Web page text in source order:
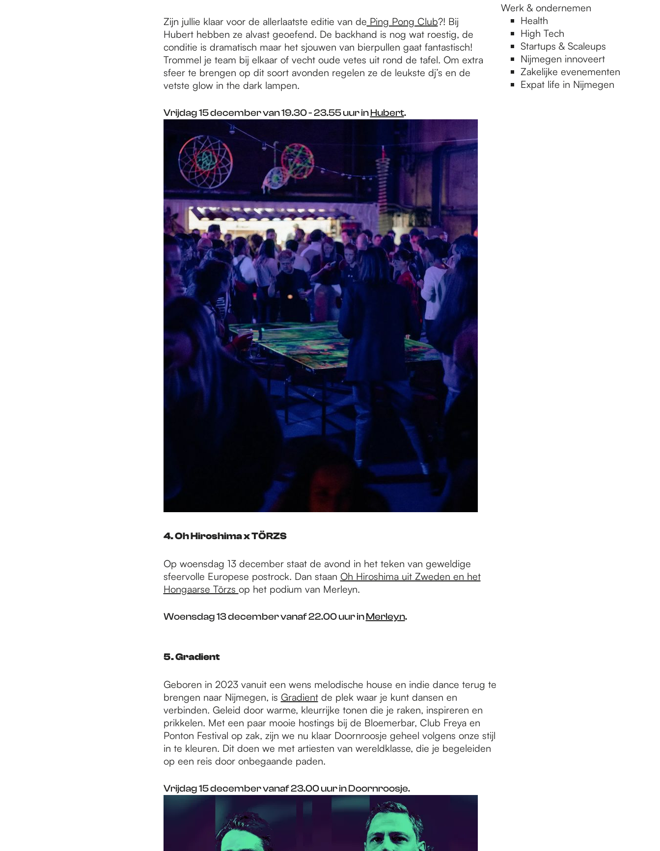
Werk & ondernemen
Health
High Tech
Startups & Scaleups
Nijmegen innoveert
Zakelijke evenementen
Expat life in Nijmegen
Zijn jullie klaar voor de allerlaatste editie van de Ping Pong Club?! Bij
Hubert hebben ze alvast geoefend. De backhand is nog wat roestig, de
conditie is dramatisch maar het sjouwen van bierpullen gaat fantastisch!
Trommel je team bij elkaar of vecht oude vetes uit rond de tafel. Om extra
sfeer te brengen op dit soort avonden regelen ze de leukste dj’s en de
vetste glow in the dark lampen.
Vrijdag 15 december van 19.30 - 23.55 uur inHubert.
4. Oh Hiroshima x TÖRZS
Op woensdag 13 december staat de avond in het teken van geweldige
sfeervolle Europese postrock. Dan staan Oh Hiroshima uit Zweden en het
Hongaarse Törzs op het podium van Merleyn.
Woensdag 13 december vanaf 22.00 uur inMerleyn.
5. Gradient
Geboren in 2023 vanuit een wens melodische house en indie dance terug te
brengen naar Nijmegen, is Gradientde plek waar je kunt dansen en
verbinden. Geleid door warme, kleurrijke tonen die je raken, inspireren en
prikkelen. Met een paar mooie hostings bij de Bloemerbar, Club Freya en
Ponton Festival op zak, zijn we nu klaar Doornroosje geheel volgens onze stijl
in te kleuren. Dit doen we met artiesten van wereldklasse, die je begeleiden
op een reis door onbegaande paden.
Vrijdag 15 december vanaf 23.00 uur in Doornroosje.